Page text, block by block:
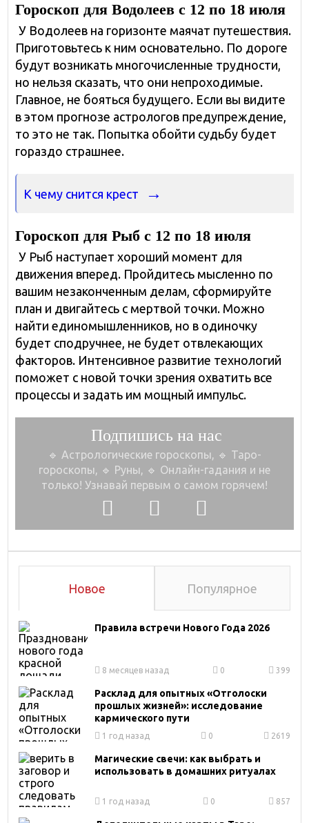
Гороскоп для Водолеев с 12 по 18 июля
У Водолеев на горизонте маячат путешествия.
Приготовьтесь к ним основательно. По дороге
будут возникать многочисленные трудности,
но нельзя сказать, что они непроходимые.
Главное, не бояться будущего. Если вы видите
в этом прогнозе астрологов предупреждение,
то это не так. Попытка обойти судьбу будет
гораздо страшнее.
К чему снится крест
Гороскоп для Рыб с 12 по 18 июля
У Рыб наступает хороший момент для
движения вперед. Пройдитесь мысленно по
вашим незаконченным делам, сформируйте
план и двигайтесь с мертвой точки. Можно
найти единомышленников, но в одиночку
будет сподручнее, не будет отвлекающих
факторов. Интенсивное развитие технологий
поможет с новой точки зрения охватить все
процессы и задать им мощный импульс.
Подпишись на нас
🔹 Астрологические гороскопы, 🔹 Таро-
гороскопы, 🔹 Руны, 🔹 Онлайн-гадания и не
только! Узнавай первым о самом горячем!
Новое Популярное
Правила встречи Нового Года 2026
8 месяцев назад 0 399
Расклад для опытных «Отголоски
прошлых жизней»: исследование
кармического пути
1 год назад 0 2619
Магические свечи: как выбрать и
использовать в домашних ритуалах
1 год назад 0 857